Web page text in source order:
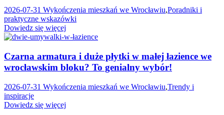
2026-07-31 Wykończenia mieszkań we Wrocławiu,Poradniki i
praktyczne wskazówki
Dowiedz się więcej
Czarna armatura i duże płytki w małej łazience we
wrocławskim bloku? To genialny wybór!
2026-07-31 Wykończenia mieszkań we Wrocławiu,Trendy i
inspiracje
Dowiedz się więcej